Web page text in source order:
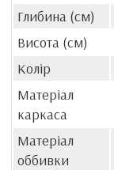
Глибина (см)
Висота (см)
Колір
Матеріал
каркаса
Матеріал
оббивки